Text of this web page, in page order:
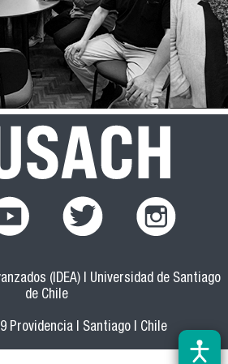
twitter.png
(IDEA) | Universidad de Santiago
de Chile
Providencia | Santiago | Chile